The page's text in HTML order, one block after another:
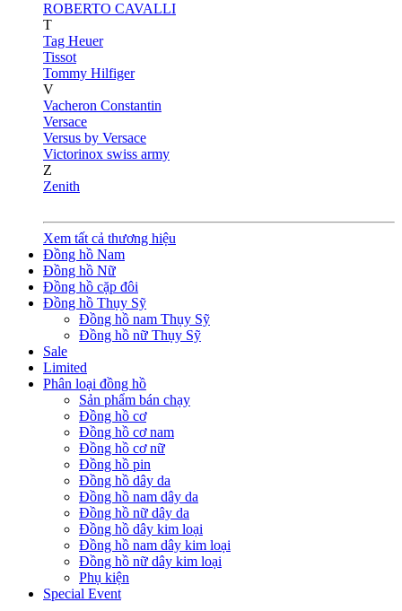
ROBERTO CAVALLI
T
Tag Heuer
Tissot
Tommy Hilfiger
V
Vacheron Constantin
Versace
Versus by Versace
Victorinox swiss army
Z
Zenith
Xem tất cả thương hiệu
Đồng hồ Nam
Đồng hồ Nữ
Đồng hồ cặp đôi
Đồng hồ Thụy Sỹ
Đồng hồ nam Thụy Sỹ
Đồng hồ nữ Thụy Sỹ
Sale
Limited
Phân loại đồng hồ
Sản phẩm bán chạy
Đồng hồ cơ
Đồng hồ cơ nam
Đồng hồ cơ nữ
Đồng hồ pin
Đồng hồ dây da
Đồng hồ nam dây da
Đồng hồ nữ dây da
Đồng hồ dây kim loại
Đồng hồ nam dây kim loại
Đồng hồ nữ dây kim loại
Phụ kiện
Special Event